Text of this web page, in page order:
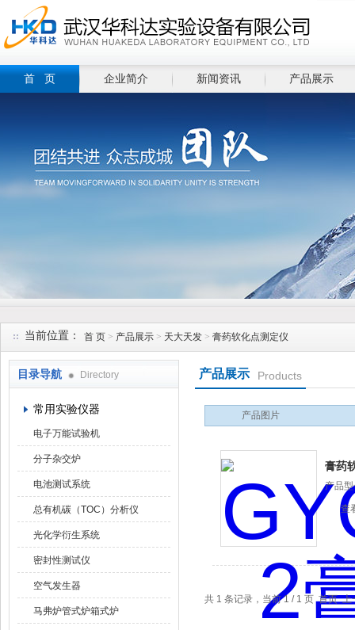
首 页 企业简介 新闻资讯 产品展示
当前位置： 首 页 > 产品展示 > 天大天发 > 膏药软化点测定仪
目录导航 Directory
常用实验仪器
电子万能试验机
分子杂交炉
电池测试系统
总有机碳（TOC）分析仪
光化学衍生系统
密封性测试仪
空气发生器
马弗炉管式炉箱式炉
产品展示 Products
产品图片
膏药
产品型
查
共 1 条记录，当前 1 / 1 页 首页